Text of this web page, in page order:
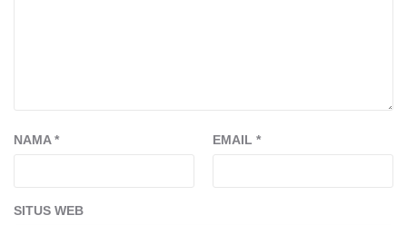
NAMA* EMAIL *
SITUS WEB